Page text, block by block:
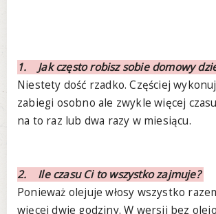
1. Jak często robisz sobie domowy
Niestety dość rzadko. Częściej
zabiegi osobno ale zwykle więcej
na to raz lub dwa razy w miesiącu.
2. Ile czasu Ci to wszystko zajmuje?
Ponieważ olejuje włosy wszystko
więcej dwie godziny. W wersji bez